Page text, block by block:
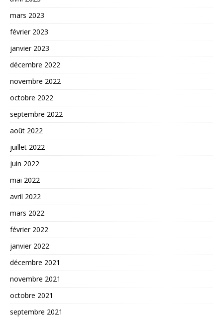
mars 2023
février 2023
janvier 2023
décembre 2022
novembre 2022
octobre 2022
septembre 2022
août 2022
juillet 2022
juin 2022
mai 2022
avril 2022
mars 2022
février 2022
janvier 2022
décembre 2021
novembre 2021
octobre 2021
septembre 2021